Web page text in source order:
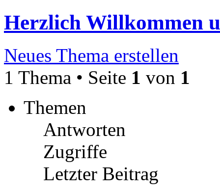
Herzlich Willkommen
Neues Thema erstellen
1 Thema • Seite 1 von 1
Themen
Antworten
Zugriffe
Letzter Beitrag